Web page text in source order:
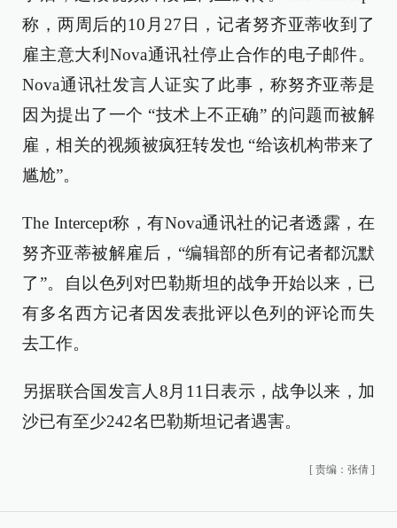
称，两周后的10月27日，记者努齐亚蒂收到了
雇主意大利Nova通讯社停止合作的电子邮件。
Nova通讯社发言人证实了此事，称努齐亚蒂是
因为提出了一个 “技术上不正确” 的问题而被解
雇，相关的视频被疯狂转发也 “给该机构带来了
尴尬”。
The Intercept称，有Nova通讯社的记者透露，在
努齐亚蒂被解雇后，“编辑部的所有记者都沉默
了”。自以色列对巴勒斯坦的战争开始以来，已
有多名西方记者因发表批评以色列的评论而失
去工作。
另据联合国发言人8月11日表示，战争以来，加
沙已有至少242名巴勒斯坦记者遇害。
[ 责编：张倩 ]